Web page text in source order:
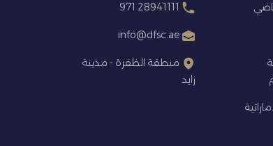
28941111 971
info@dfsc.ae
منطقة الظفرة - مدينة
زايد